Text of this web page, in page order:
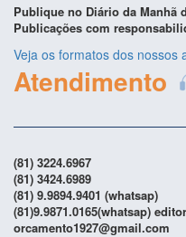
Publique no Diário da Manhã
Publicações com
Veja os formatos dos nossos
Atendimento
(81) 3224.6967
(81) 3424.6989
(81) 9.9894.9401 (whatsap)
(81)9.9871.0165(whatsap)
orcamento1927@gmail.com